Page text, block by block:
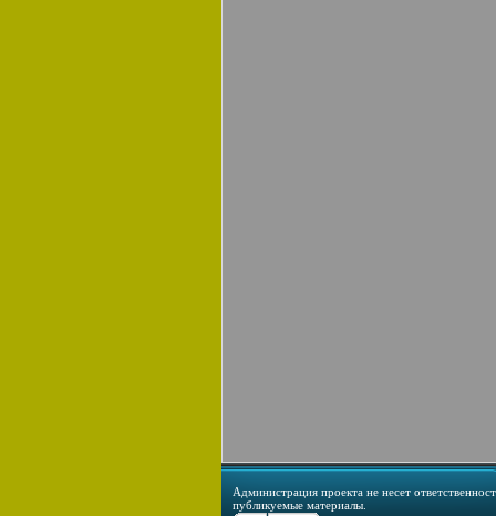
Администрация проекта не несет
публикуемые материалы.